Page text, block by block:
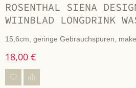
ROSENTHAL SIENA
WIINBLAD LONGDRINK
15,6cm, geringe Gebrauchspuren,
18,00 €